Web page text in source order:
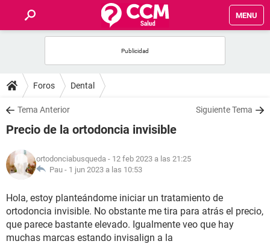
MENU
FOROS
SALUD
NUTRICIÓN
BIENESTAR
SEXUALIDAD
Foros Dental
Tema Anterior Siguiente Tema
Precio de la ortodoncia invisible
ortodonciabusqueda - 12 feb 2023 a las 21:25
Pau - 1 jun 2023 a las 10:53
Hola, estoy planteándome iniciar un tratamiento de
ortodoncia invisible. No obstante me tira para atrás el precio,
que parece bastante elevado. Igualmente veo que hay
muchas marcas estando invisalign a la